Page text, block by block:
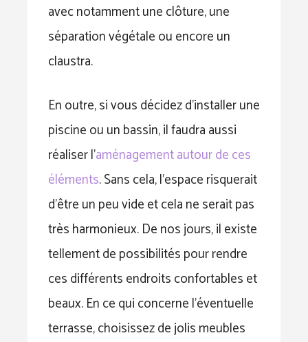
avec notamment une clôture, une
séparation végétale ou encore un
claustra.
En outre, si vous décidez d’installer une
piscine ou un bassin, il faudra aussi
réaliser l’aménagement autour de ces
éléments. Sans cela, l’espace risquerait
d’être un peu vide et cela ne serait pas
très harmonieux. De nos jours, il existe
tellement de possibilités pour rendre
ces différents endroits confortables et
beaux. En ce qui concerne l’éventuelle
terrasse, choisissez de jolis meubles